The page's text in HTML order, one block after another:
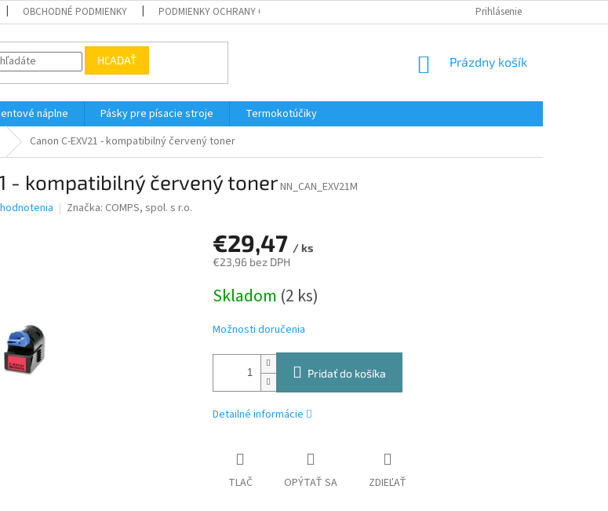
OBCHODNÉ PODMIENKY PODMIENKY OCHRANY OSOBNÝCH ÚDAJOV KONTAKTY
Prihlásenie
HĽADAŤ
NÁKUPNÝ
Prázdny košík
náplne Pásky pre písacie stroje
Termokotúčiky
Canon C-EXV21 - kompatibilný červený toner
- kompatibilný červený tonerNN_CAN_EXV21M
Značka: COMPS, spol. s r.o.
€29,47 / ks
€23,96 bez DPH
cena:
Skladom (2 ks)
Možnosti doručenia
Pridať do košíka
Detailné informácie
TLAČ OPÝTAŤ SA ZDIEĽAŤ